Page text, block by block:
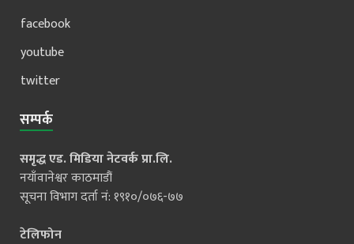
facebook
youtube
twitter
सम्पर्क
समृद्ध एड. मिडिया नेटवर्क प्रा.लि.
नयाँवानेश्वर काठमाडौं
सूचना विभाग दर्ता नं: १९१०/०७६-७७
टेलिफोन